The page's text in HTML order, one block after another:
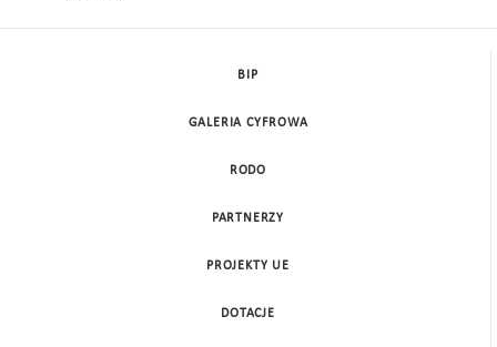
BIP
GALERIA CYFROWA
RODO
PARTNERZY
PROJEKTY UE
DOTACJE